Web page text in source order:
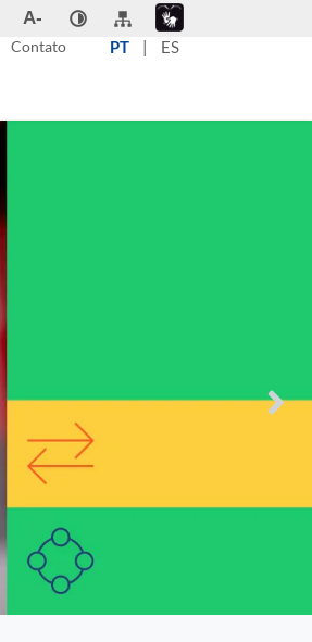
A-
Contato PT | ES